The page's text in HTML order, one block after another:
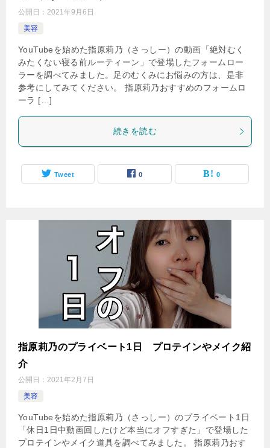
公開日： 2021年9月6日
美容
YouTubeを始めた指原莉乃（さっしー）の動画「絶対むく
みたくない寝る前ルーティーン」で登場したフォームロー
ラーを調べてみました。足のむくみにお悩みの方は、是非
参考にしてみてください。 指原莉乃おすすめのフォームロ
ーラ […]
続きを読む
Tweet 0 0
指原莉乃のプライベート1日 プロテインやメイク紹
介
公開日： 2021年2月7日
美容
YouTubeを始めた指原莉乃（さっしー）のプライベート1日
「休日1日中動画回したけど本当にオフすぎた」で登場した
プロテインやメイク道具を調べてみました。 指原莉乃おす